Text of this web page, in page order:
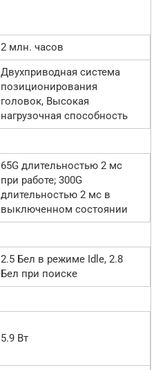
2 млн. часов
Двухприводная система
позиционирования
головок, Высокая
нагрузочная способность
65G длительностью 2 мс
при работе; 300G
длительностью 2 мс в
выключенном состоянии
2.5 Бел в режиме Idle, 2.8
Бел при поиске
5.9 Вт